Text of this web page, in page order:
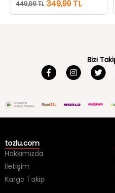
Hakkımızda
İletişim
Kargo Takip